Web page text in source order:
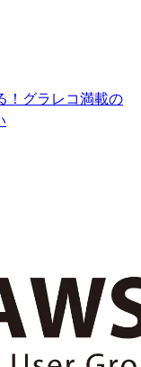
！グラレコ満載の